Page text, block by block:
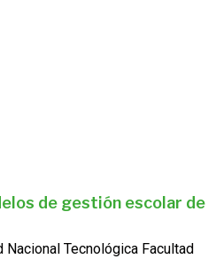
de gestión escolar de
Nacional Tecnológica Facultad